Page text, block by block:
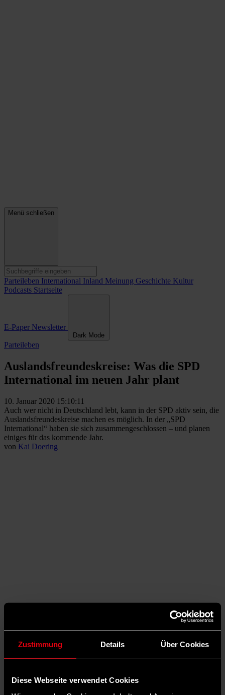
Zustimmung Details Über Cookies
Diese Webseite verwendet Cookies
Menü schließen
Parteileben International Inland Meinung Geschichte Kultur
Podcasts Startseite
E-Paper Newsletter
Dark Mode
Parteileben
Auslandsfreundeskreise: Was die SPD
International im neuen Jahr plant
10. Januar 2020 15:10:11
Auch wer nicht in Deutschland lebt, kann in der SPD aktiv sein, die
Auslandsfreundeskreise machen es möglich. In der „SPD
International“ haben sie sich zusammengeschlossen – und planen
einiges für das kommende Jahr.
von Kai Doering